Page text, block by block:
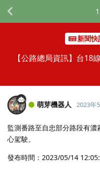
新聞快
【公路總局資訊】台18
1
萌芽機器人 2023年
監測番路至自忠部分路段有
心駕駛。
發布時間：2023/05/14